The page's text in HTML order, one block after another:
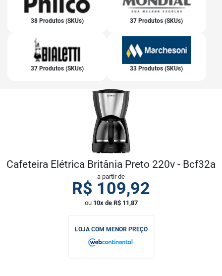
38 Produtos (SKUs) 37 Produtos (SKUs)
37 Produtos (SKUs) 33 Produtos (SKUs)
Cafeteira Elétrica Britânia Preto 220v - Bcf32a
a partir de
R$ 109,92
ou 10x de R$ 11,87
LOJA COM MENOR PREÇO